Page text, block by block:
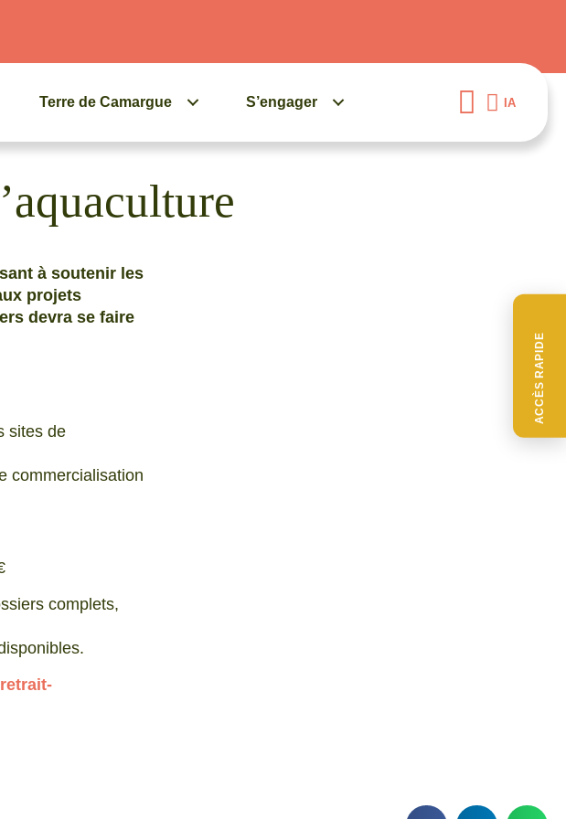
ACCÈS RAPIDE
Terre de Camargue S’engager IA
à soutenir les
projets
devra se faire
sites de
commercialisation
complets,